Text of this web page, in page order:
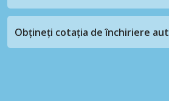
Obțineți cotația de închiriere